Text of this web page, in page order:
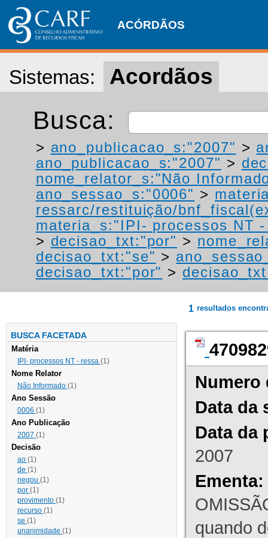
ACÓRDÃOS
Sistemas: Acordãos
Busca:
> ano_publicacao_s:"2007" >
ano_publicacao_s:"2007" >
nome_relator_s:"Não
ano_sessao_s:"0006" >
ressarc/restituição/
materia_s:"IPI- processos NT
> decisao_txt:"por" >
decisao_txt:"se" >
decisao_txt:"por" >
BUSCA FACETADA
Matéria
IPI- processos NT - ressa (1)
Nome Relator
Não Informado (1)
Ano Sessão
0006 (1)
Ano Publicação
2007 (1)
Decisão
ao (1)
de (1)
negou (1)
por (1)
provimento (1)
recurso (1)
se (1)
unanimidade (1)
1 resultados
Numero
Data da
Data da
2007
Ementa:
quando